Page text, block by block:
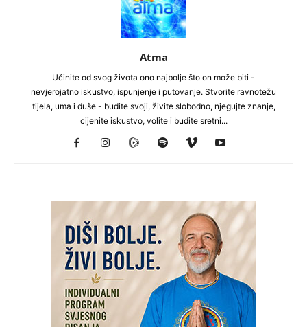
Atma
Učinite od svog života ono najbolje što on može biti -
nevjerojatno iskustvo, ispunjenje i putovanje. Stvorite ravnotežu
tijela, uma i duše - budite svoji, živite slobodno, njegujte znanje,
cijenite iskustvo, volite i budite sretni...